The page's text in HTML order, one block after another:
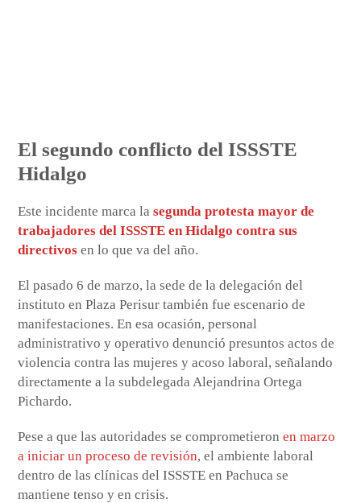
El segundo conflicto del ISSSTE
Hidalgo
Este incidente marca lasegunda protesta mayor de
trabajadores del ISSSTE en Hidalgo contra sus
directivos en lo que va del año.
El pasado 6 de marzo, la sede de la delegación del
instituto en Plaza Perisur también fue escenario de
manifestaciones. En esa ocasión, personal
administrativo y operativo denunció presuntos actos de
violencia contra las mujeres y acoso laboral, señalando
directamente a la subdelegada Alejandrina Ortega
Pichardo.
Pese a que las autoridades se comprometieronen marzo
a iniciar un proceso de revisión, el ambiente laboral
dentro de las clínicas del ISSSTE en Pachuca se
mantiene tenso y en crisis.